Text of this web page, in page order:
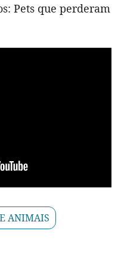
Pets que perderam
ANIMAIS